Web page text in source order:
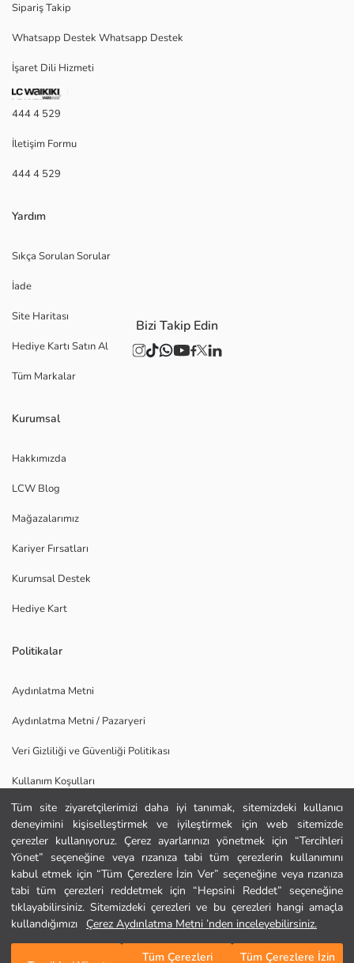
Tüm site ziyaretçilerimizi daha iyi tanımak, sitemizdeki kullanıcı
deneyimini kişiselleştirmek ve iyileştirmek için web sitemizde
çerezler kullanıyoruz. Çerez ayarlarınızı yönetmek için “Tercihleri
Yönet” seçeneğine veya rızanıza tabi tüm çerezlerin kullanımını
kabul etmek için “Tüm Çerezlere İzin Ver” seçeneğine veya rızanıza
tabi tüm çerezleri reddetmek için “Hepsini Reddet” seçeneğine
tıklayabilirsiniz. Sitemizdeki çerezleri ve bu çerezleri hangi amaçla
kullandığımızı
Çerez Aydınlatma Metni ’nden inceleyebilirsiniz.
Tüm Çerezleri Tüm Çerezlere İzin
Ana Sayfa
Kategoriler
Sepetim
1
Sipariş Takip
Whatsapp Destek Whatsapp Destek
İşaret Dili Hizmeti
444 4 529
İletişim Formu
444 4 529
Yardım
Sıkça Sorulan Sorular
İade
Site Haritası
Hediye Kartı Satın Al
Tüm Markalar
Kurumsal
Hakkımızda
LCW Blog
Mağazalarımız
Kariyer Fırsatları
Kurumsal Destek
Hediye Kart
Politikalar
Aydınlatma Metni
Aydınlatma Metni / Pazaryeri
Veri Gizliliği ve Güvenliği Politikası
Kullanım Koşulları
Uygulamamızı İndirin
Bizi Takip Edin